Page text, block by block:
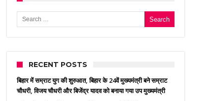
Search for:
RECENT POSTS
बिहार में सम्राट युग की शुरुआत, बिहार के 24वें मुख्यमंत्री बने सम्राट
चौधरी, विजय चौधरी और बिजेंद्र यादव को बनाया गया उप मुख्यमंत्री